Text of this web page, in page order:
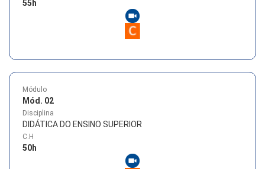
55 h
Módulo
Mód. 02
Disciplina
DIDÁTICA DO ENSINO SUPERIOR
C.H
50h